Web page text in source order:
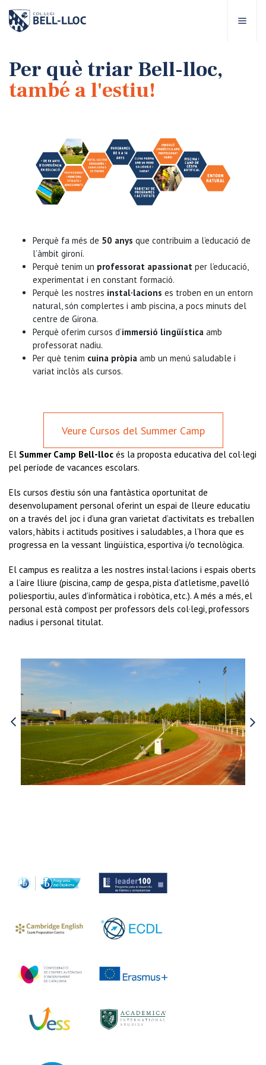
Bell-lloc
Educatiu
educatives
Escolars
Bell-lloc
Per què triar Bell-lloc,
també a l'estiu!
Perquè fa més de 50 anys que contribuim a l’educació de
l’àmbit gironí.
Perquè tenim un professorat apassionat per l’educació,
experimentat i en constant formació.
Perquè les nostres instal·lacions es troben en un entorn
natural, són complertes i amb piscina, a pocs minuts del
centre de Girona.
Perquè oferim cursos d’immersió lingüística amb
professorat nadiu.
Per què tenim cuina pròpia amb un menú saludable i
variat inclòs als cursos.
Veure Cursos del Summer Camp
El Summer Camp Bell-lloc és la proposta educativa del col·legi
pel període de vacances escolars.
Els cursos d’estiu són una fantàstica oportunitat de
desenvolupament personal oferint un espai de lleure educatiu
on a través del joc i d’una gran varietat d’activitats es treballen
valors, hàbits i actituds positives i saludables, a l’hora que es
progressa en la vessant lingüística, esportiva i/o tecnològica.
El campus es realitza a les nostres instal·lacions i espais oberts
a l’aire lliure (piscina, camp de gespa, pista d’atletisme, pavelló
poliesportiu, aules d’informàtica i robòtica, etc.). A més a més, el
personal està compost per professors dels col·legi, professors
nadius i personal titulat.
‹ ›